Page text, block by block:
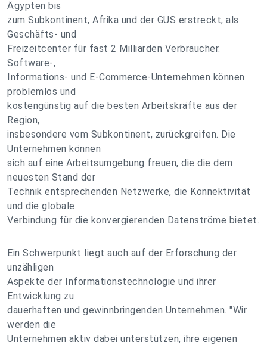
Ägypten bis
zum Subkontinent, Afrika und der GUS erstreckt, als
Geschäfts- und
Freizeitcenter für fast 2 Milliarden Verbraucher.
Software-,
Informations- und E-Commerce-Unternehmen können
problemlos und
kostengünstig auf die besten Arbeitskräfte aus der
Region,
insbesondere vom Subkontinent, zurückgreifen. Die
Unternehmen können
sich auf eine Arbeitsumgebung freuen, die die dem
neuesten Stand der
Technik entsprechenden Netzwerke, die Konnektivität
und die globale
Verbindung für die konvergierenden Datenströme bietet.
Ein Schwerpunkt liegt auch auf der Erforschung der
unzähligen
Aspekte der Informationstechnologie und ihrer
Entwicklung zu
dauerhaften und gewinnbringenden Unternehmen. "Wir
werden die
Unternehmen aktiv dabei unterstützen, ihre eigenen